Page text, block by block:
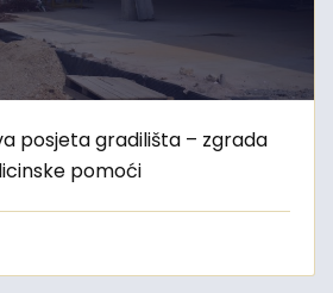
posjeta gradilišta – zgrada
pomoći